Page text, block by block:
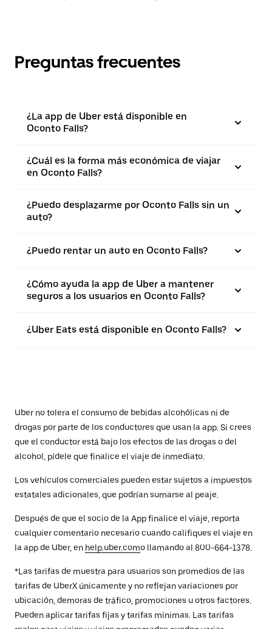
Preguntas frecuentes
¿La app de Uber está disponible en
Oconto Falls?
¿Cuál es la forma más económica de viajar
en Oconto Falls?
¿Puedo desplazarme por Oconto Falls sin un
auto?
¿Puedo rentar un auto en Oconto Falls?
¿Cómo ayuda la app de Uber a mantener
seguros a los usuarios en Oconto Falls?
¿Uber Eats está disponible en Oconto Falls?
Uber no tolera el consumo de bebidas alcohólicas ni de
drogas por parte de los conductores que usan la app. Si crees
que el conductor está bajo los efectos de las drogas o del
alcohol, pídele que finalice el viaje de inmediato.
Los vehículos comerciales pueden estar sujetos a impuestos
estatales adicionales, que podrían sumarse al peaje.
Después de que el socio de la App finalice el viaje, reporta
cualquier comentario necesario cuando califiques el viaje en
la app de Uber, en help.uber.como llamando al 800-664-1378.
*Las tarifas de muestra para usuarios son promedios de las
tarifas de UberX únicamente y no reflejan variaciones por
ubicación, demoras de tráfico, promociones u otros factores.
Pueden aplicar tarifas fijas y tarifas mínimas. Las tarifas